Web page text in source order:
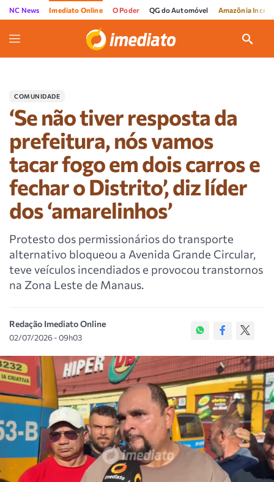
NC News Imediato Online O Poder QG do Automóvel Amazônia
COMUNIDADE
‘Se não tiver resposta da
prefeitura, nós vamos
tacar fogo em dois carros e
fechar o Distrito’, diz líder
dos ‘amarelinhos’
Protesto dos permissionários do transporte
alternativo bloqueou a Avenida Grande Circular,
teve veículos incendiados e provocou transtornos
na Zona Leste de Manaus.
Redação Imediato Online
02/07/2026 - 09h03